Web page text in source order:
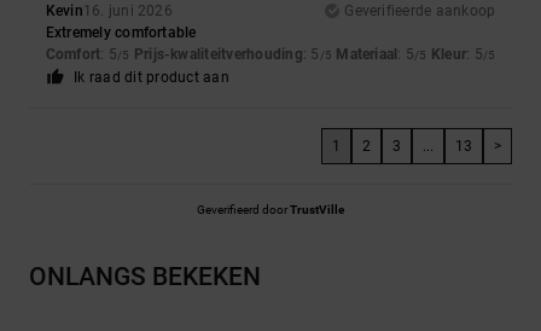
Kevin16. juni 2026
Geverifieerde aankoop
Extremely comfortable
Comfort: 5/5 Prijs-kwaliteitverhouding: 5 /5 Materiaal : 5/5 Kleur: 5/5
Ik raad dit product aan
1 2 3 ... 13 >
Geverifieerd doorTrustVille
ONLANGS BEKEKEN